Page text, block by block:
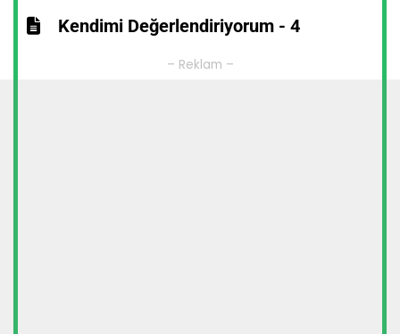
Kendimi Değerlendiriyorum - 4
– Reklam –